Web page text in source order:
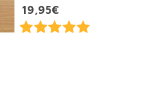
19,95€